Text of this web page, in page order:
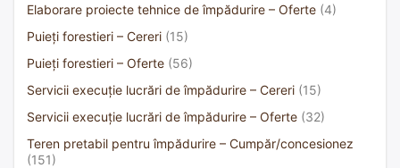
Elaborare proiecte tehnice de împădurire – Oferte (4)
Puieți forestieri – Cereri (15)
Puieți forestieri – Oferte (56)
Servicii execuție lucrări de împădurire – Cereri (15)
Servicii execuție lucrări de împădurire – Oferte (32)
Teren pretabil pentru împădurire – Cumpăr/concesionez
(151)